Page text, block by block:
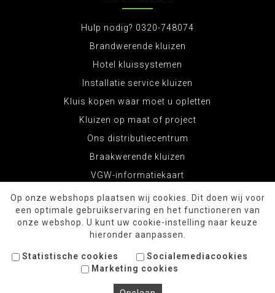
Hulp nodig? 0320-748074
Brandwerende kluizen
Hotel kluissystemen
Installatie service kluizen
Kluis kopen waar moet u opletten
Kluizen op maat of project
Ons distributiecentrum
Braakwerende kluizen
VGW-informatiekaart
© Copyright 2026 KluizenWinkel.com
Op onze webshops plaatsen wij cookies. Dit doen wij voor
een optimale gebruikservaring en het functioneren van
onze webshop. U kunt uw cookie-instelling naar keuze
hieronder aanpassen.
Statistische cookies
Socialemediacookies
Marketing cookies